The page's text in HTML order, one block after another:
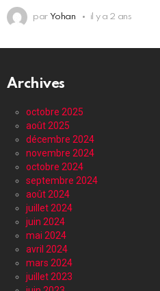
par Yohan il y a 2 ans
Archives
octobre 2025
août 2025
décembre 2024
novembre 2024
octobre 2024
septembre 2024
août 2024
juillet 2024
juin 2024
mai 2024
avril 2024
mars 2024
juillet 2023